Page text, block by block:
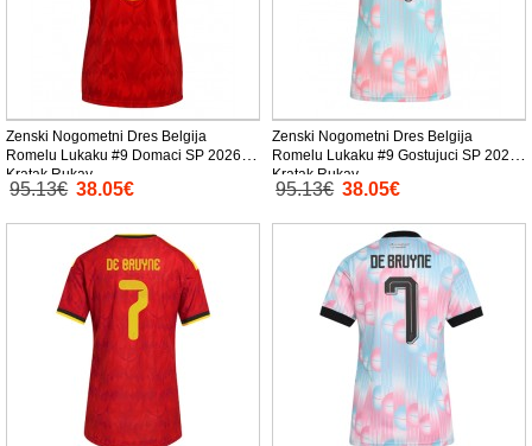
Zenski Nogometni Dres Belgija
Romelu Lukaku #9 Domaci SP 2026
Kratak Rukav
95.13€ 38.05€
Zenski Nogometni Dres Belgija
Romelu Lukaku #9 Gostujuci SP 2026
Kratak Rukav
95.13€ 38.05€